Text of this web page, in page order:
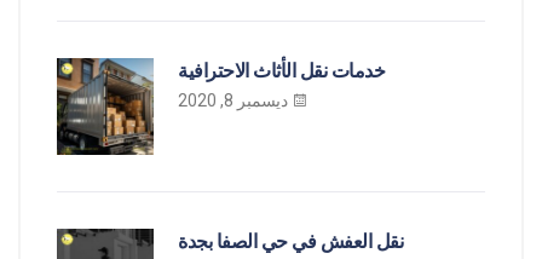
خدمات نقل الأثاث الاحترافية
ديسمبر 8, 2020
نقل العفش في حي الصفا بجدة